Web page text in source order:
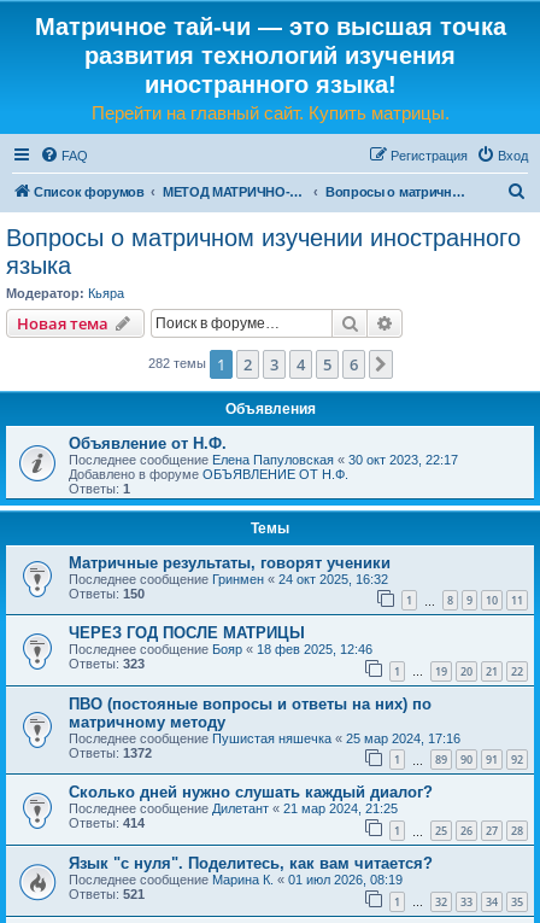
Матричное тай-чи — это высшая точка
развития технологий изучения
иностранного языка!
Перейти на главный сайт. Купить матрицы.
FAQ Вход
Регистрация
Список форумов МЕТОД МАТРИЧНО-ЯЗЫКОВОГО ТАЙ-ЧИ Вопросы о матричном изучении иностранного языка
Вопросы о матричном изучении иностранного
языка
Модератор: Кьяра
Новая тема Поиск
282 темы 1 2 3 4 5 6
Объявления
Объявление от Н.Ф.
Последнее сообщение Елена Папуловская « 30 окт 2023, 22:17
Добавлено в форуме ОБЪЯВЛЕНИЕ ОТ Н.Ф.
Ответы: 1
Темы
Матричные результаты, говорят ученики
Последнее сообщение Гринмен « 24 окт 2025, 16:32
Ответы: 150 1 8 9 10 11
ЧЕРЕЗ ГОД ПОСЛЕ МАТРИЦЫ
Последнее сообщение Бояр « 18 фев 2025, 12:46
Ответы: 323 1 … 19 20 21 22
ПВО (постояные вопросы и ответы на них) по
матричному методу
Последнее сообщение Пушистая няшечка « 25 мар 2024, 17:16
Ответы: 1372 1 89 90 91 92
Сколько дней нужно слушать каждый диалог?
Последнее сообщение Дилетант « 21 мар 2024, 21:25
Ответы: 414 1 25 26 27 28
Язык "с нуля". Поделитесь, как вам читается?
Последнее сообщение Марина К. « 01 июл 2026, 08:19
Ответы: 521 1 … 32 33 34 35